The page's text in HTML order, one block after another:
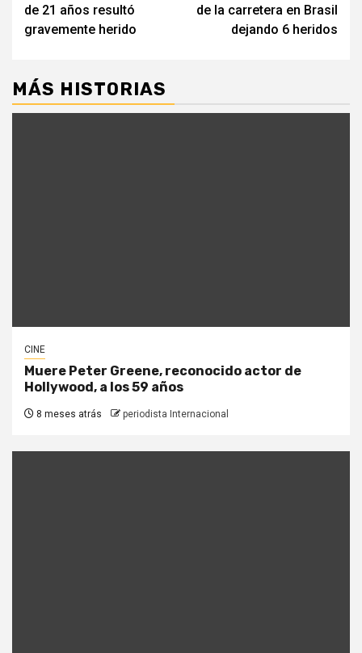
de 21 años resultó
gravemente herido
de la carretera en Brasil
dejando 6 heridos
MÁS HISTORIAS
CINE
Muere Peter Greene, reconocido actor de
Hollywood, a los 59 años
8 meses atrás periodista Internacional